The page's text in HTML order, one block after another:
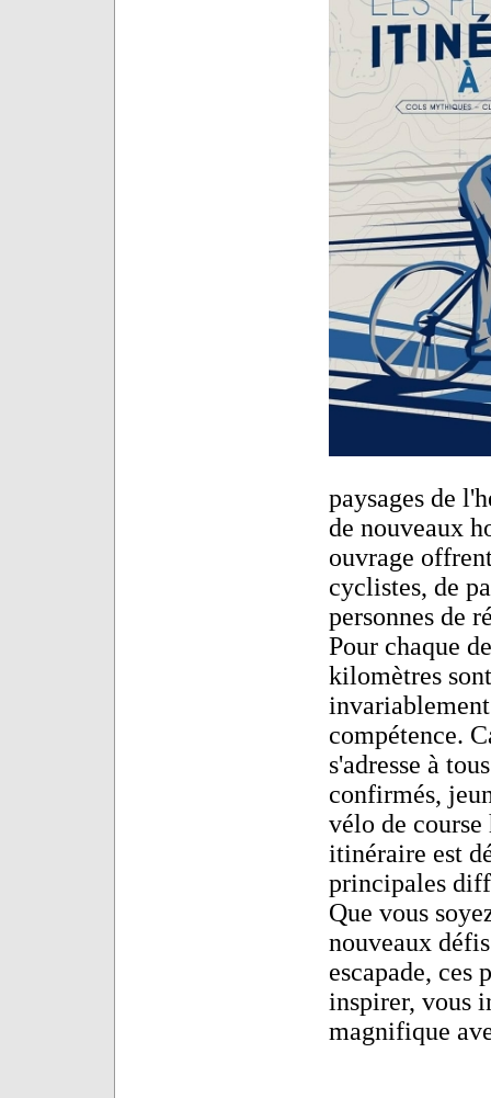
paysages de
de nouveaux
ouvrage
cyclistes, de
personnes de
Pour chaque
kilomètres
compétence.
s'adresse à
confirmés,
vélo de course
itinéraire est
principales
Que vous
nouveaux
escapade, ces
inspirer, vous
magnifique